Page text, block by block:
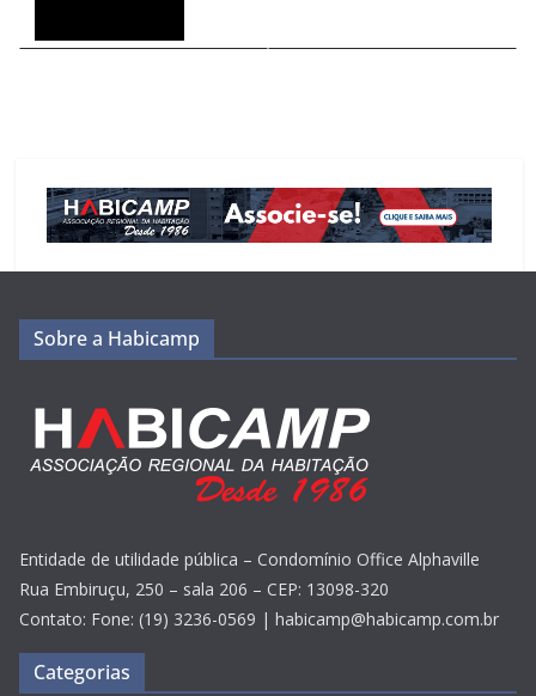
Sobre a Habicamp
Entidade de utilidade pública – Condomínio Office Alphaville
Rua Embiruçu, 250 – sala 206 – CEP: 13098-320
Contato: Fone: (19) 3236-0569 | habicamp@habicamp.com.br
Categorias